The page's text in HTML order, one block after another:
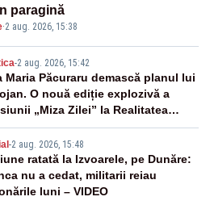
paragină
·2 aug. 2026, 15:38
-2 aug. 2026, 15:42
Maria Păcuraru demască planul lui
O nouă ediție explozivă a
„Miza Zilei” la Realitatea
-2 aug. 2026, 15:48
ratată la Izvoarele, pe Dunăre:
nu a cedat, militarii reiau
luni – VIDEO